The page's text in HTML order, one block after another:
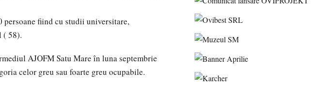
fiind cu studii universitare,
( 58).
AJOFM Satu Mare în luna septembrie
celor greu sau foarte greu ocupabile.